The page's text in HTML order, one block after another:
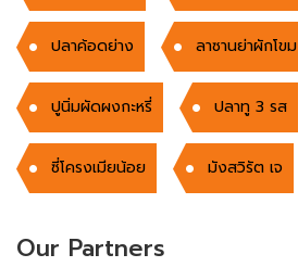
ปลาค้อดย่าง ลาซานย่าผักโขม
ปูนิ่มผัดผงกะหรี่ ปลาทู 3 รส
ซี่โครงเมียน้อย มังสวิรัต เจ
Our Partners